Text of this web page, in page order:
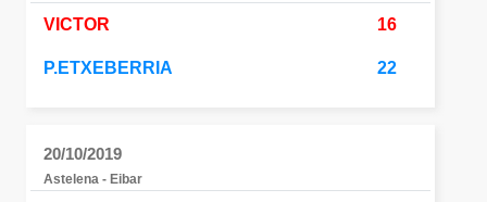
VICTOR 16
P.ETXEBERRIA 22
20/10/2019
Astelena - Eibar